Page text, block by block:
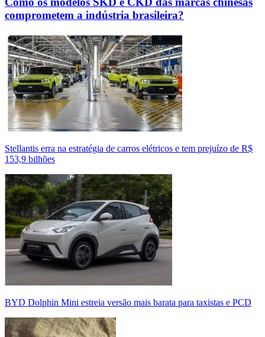
comprometem a indústria brasileira?
Stellantis erra na estratégia de carros elétricos e tem prejuízo de R$
153,9 bilhões
BYD Dolphin Mini estreia versão mais barata para taxistas e PCD